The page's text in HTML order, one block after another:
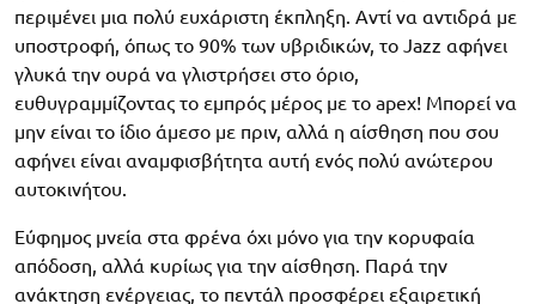
περιμένει μια πολύ ευχάριστη έκπληξη. Αντί να αντιδρά με
υποστροφή, όπως το 90% των υβριδικών, το Jazz αφήνει
γλυκά την ουρά να γλιστρήσει στο όριο,
ευθυγραμμίζοντας το εμπρός μέρος με το apex! Μπορεί να
μην είναι το ίδιο άμεσο με πριν, αλλά η αίσθηση που σου
αφήνει είναι αναμφισβήτητα αυτή ενός πολύ ανώτερου
αυτοκινήτου.
Εύφημος μνεία στα φρένα όχι μόνο για την κορυφαία
απόδοση, αλλά κυρίως για την αίσθηση. Παρά την
ανάκτηση ενέργειας, το πεντάλ προσφέρει εξαιρετική